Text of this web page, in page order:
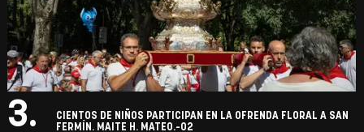
3.
CIENTOS DE NIÑOS PARTICIPAN EN LA OFRENDA FLORAL A SAN
FERMÍN. MAITE H. MATEO.-02